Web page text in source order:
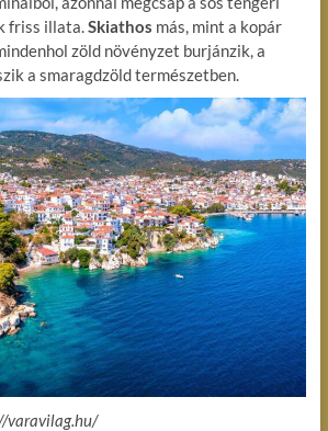
friss illata.Skiathos más, mint a kopár
zöld növényzet burjánzik, a
a smaragdzöld természetben.
varavilag.hu/